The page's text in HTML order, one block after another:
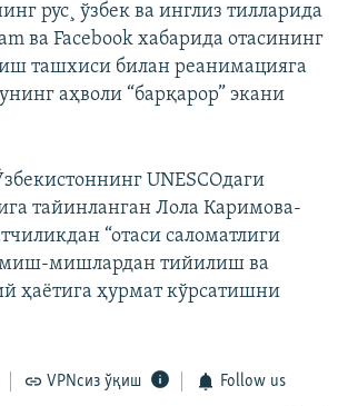
рус¸ ўзбек ва инглиз тилларида
ва Facebook хабарида отасининг
ташхиси билан реанимацияга
аҳволи “барқарор” экани
UNESCOдаги
тайинланган Лола Каримова-
“отаси саломатлиги
миш-мишлардан тийилиш ва
ҳаëтига ҳурмат кўрсатишни
VPNсиз ўқиш Follow us